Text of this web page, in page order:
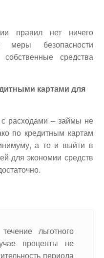
правил нет ничего
меры безопасности
средства
картами для
расходами – займы не
по кредитным картам
а то и выйти в
для экономии средств
льготного
проценты не
периода